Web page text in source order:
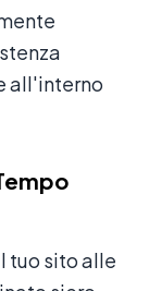
all'interno
tuo sito alle